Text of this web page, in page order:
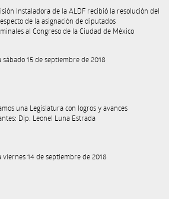
Instaladora de la ALDF recibió la resolución del
de la asignación de diputados
al Congreso de la Ciudad de México
sábado 15 de septiembre de 2018
una Legislatura con logros y avances
Dip. Leonel Luna Estrada
viernes 14 de septiembre de 2018